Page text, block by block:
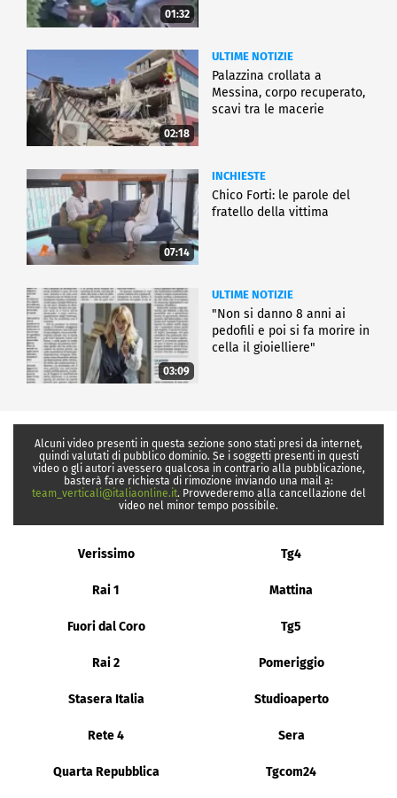
01:32
02:18
ULTIME NOTIZIE
Palazzina crollata a
Messina, corpo recuperato,
scavi tra le macerie
07:14
INCHIESTE
Chico Forti: le parole del
fratello della vittima
03:09
ULTIME NOTIZIE
"Non si danno 8 anni ai
pedofili e poi si fa morire in
cella il gioielliere"
Alcuni video presenti in questa sezione sono stati presi da internet,
quindi valutati di pubblico dominio. Se i soggetti presenti in questi
video o gli autori avessero qualcosa in contrario alla pubblicazione,
basterà fare richiesta di rimozione inviando una mail a:
team_verticali@italiaonline.it. Provvederemo alla cancellazione del
video nel minor tempo possibile.
Verissimo Tg4
Rai 1 Mattina
Fuori dal Coro Tg5
Rai 2 Pomeriggio
Stasera Italia Studioaperto
Rete 4 Sera
Quarta Repubblica Tgcom24